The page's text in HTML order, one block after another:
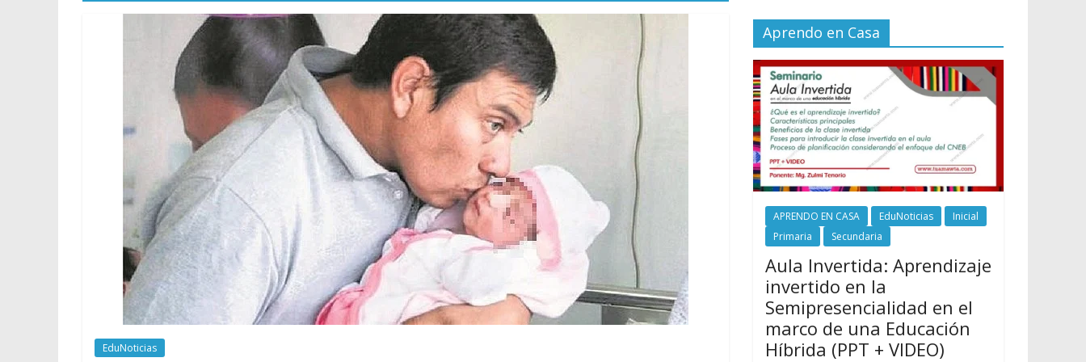
EduNoticias
Aprendo en Casa
APRENDO EN CASA EduNoticias
Inicial
Primaria
Secundaria
Aula Invertida: Aprendizaje
invertido en la
Semipresencialidad en el
marco de una Educación
Híbrida (PPT + VIDEO)